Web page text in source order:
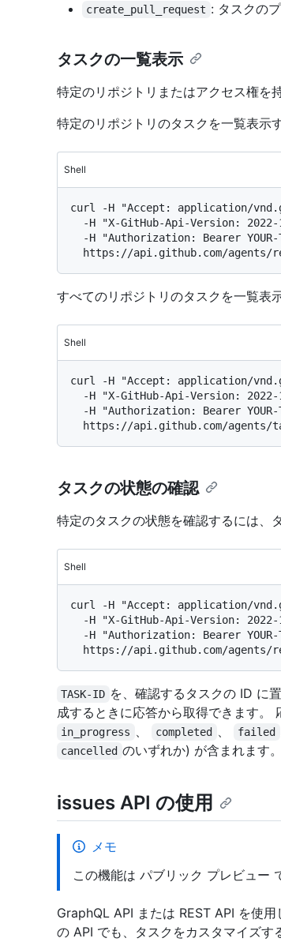
create_pull_request : タスクの
タスクの一覧表示
特定のリポジトリまたはアクセス権を
特定のリポジトリのタスクを一覧表示
Shell
curl -H "Accept: application/
すべてのリポジトリのタスクを一覧表
Shell
curl -H "Accept: application/
タスクの状態の確認
特定のタスクの状態を確認するには、
Shell
curl -H "Accept: application/
TASK-ID を、確認するタスクの ID に
成するときに応答から取得できます。
in_progress 、 completed 、 failed
cancelled のいずれか) が含まれます。
issues API の使用
メモ
この機能は パブリック プレビュー
GraphQL API または REST API を使
の API でも、タスクをカスタマイズす